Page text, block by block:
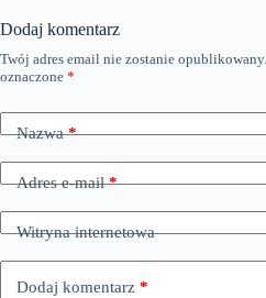
Dodaj komentarz
Twój adres email nie zostanie opublikowany.
oznaczone *
Nazwa*
Adres e-mail*
Witryna internetowa
Dodaj komentarz *